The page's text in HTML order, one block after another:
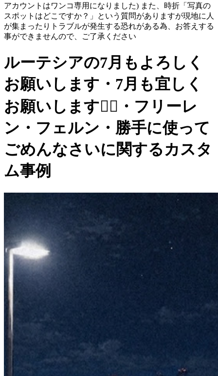
アカウントはワンコ専用になりました) また、時折「写真の
スポットはどこですか？」という質問がありますが現地に人
が集まったりトラブルが発生する恐れがある為、お答えする
事ができませんので、ご了承ください
ルーテシアの7月もよろしく
お願いします・7月も宜しく
お願いします🙇‍♂️・フリーレ
ン・フェルン・勝手に使って
ごめんなさいに関するカスタ
ム事例